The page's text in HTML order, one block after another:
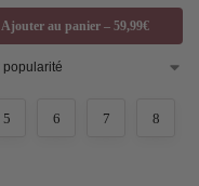
Ajouter au panier – 59,99€
5 6 7 8